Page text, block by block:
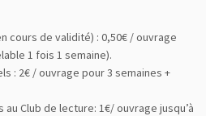
cours de validité) : 0,50€ / ouvrage
1 fois 1 semaine).
: 2€ / ouvrage pour 3 semaines +
Club de lecture: 1€/ ouvrage jusqu’à